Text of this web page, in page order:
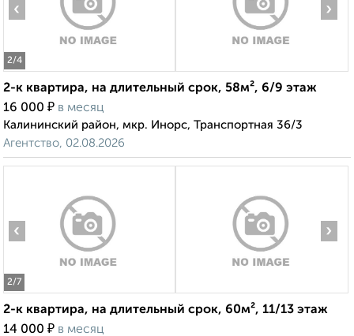
2/4
‹ ›
2-к квартира, на длительный срок, 58м², 6/9 этаж
16 000 ₽ в месяц
Калининский район, мкр. Инорс, Транспортная 36/3
Агентство, 02.08.2026
2/7
‹ ›
2-к квартира, на длительный срок, 60м², 11/13 этаж
14 000 ₽ в месяц